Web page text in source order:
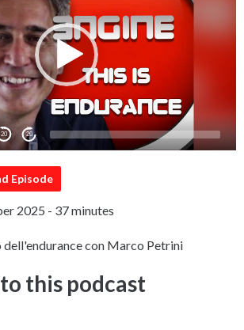
20 20
Episode
2025 - 37 minutes
con Marco Petrini
this podcast